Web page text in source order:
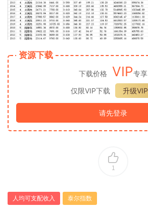
资源下载
下载价格 VIP专享
仅限VIP下载
升级VIP
请先登录
1
人均可支配收入 泰尔指数